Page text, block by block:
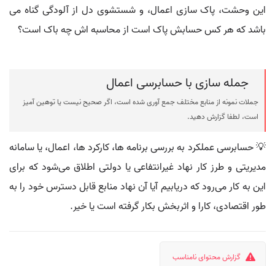
این وحشت، پاک سازی اعمال، و شستشوی دل از آلودگی گناه می
باشد که هر کس حسابش پاک است از محاسبه اش چه باک است؟
جمله سازی با حسابرسی اعمال
جملات نمونه از منابع مختلف جمع آوری شده است، اگر صحیح نیست یا توهین آمیز
است، لطفا گزارش دهید.
💡 حسابرسی عملکرد به بررسی برنامه ها، کارکرد ها، اعمال، یا سامانه
مدیریتی و طرز کار نهاد غیرانتفاعی یا دولتی اطلاق می‌شود که برای
این به کار می‌رود که دریابیم آیا آن نهاد منابع قابل دسترس خود را به
طور اقتصادی، کارا و اثربخش بکار گرفته است یا خیر.
گزارش محتوای نامناسب